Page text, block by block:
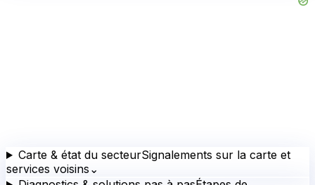
Carte & état du secteurSignalements sur la carte et
services voisins ⌄